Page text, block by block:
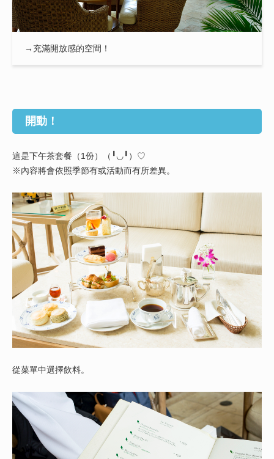
→充滿開放感的空間！
開動！
這是下午茶套餐（1份）（╹◡╹）♡
※內容將會依照季節有或活動而有所差異。
從菜單中選擇飲料。